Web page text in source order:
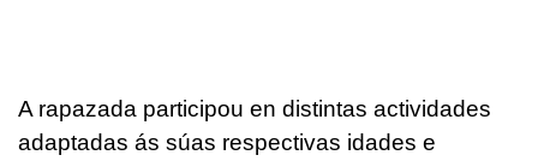
A rapazada participou en distintas actividades
adaptadas ás súas respectivas idades e